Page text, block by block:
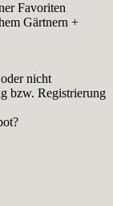
Favoriten
Gärtnern +
nicht
bzw. Registrierung